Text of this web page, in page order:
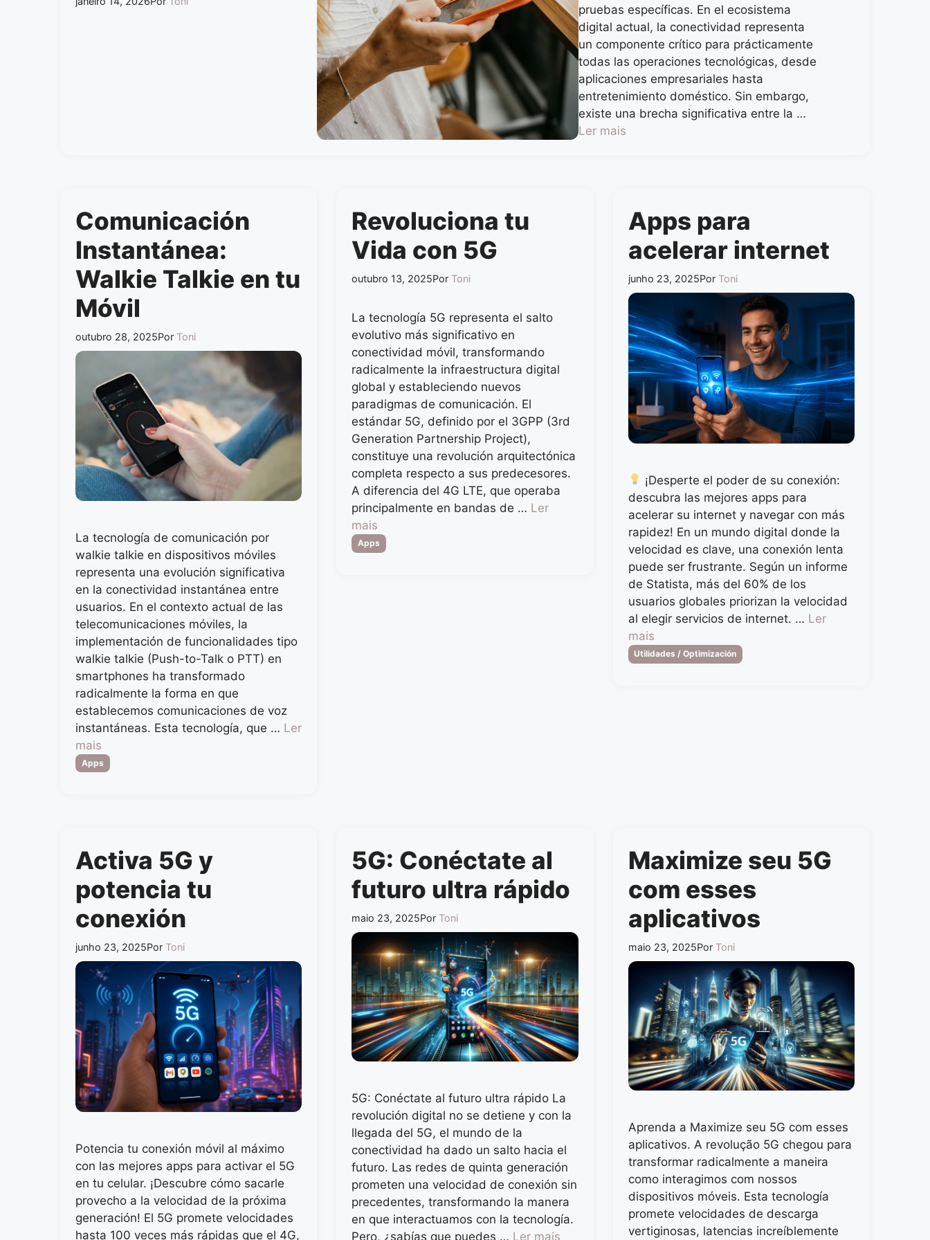
pruebas específicas. En el ecosistema
digital actual, la conectividad representa
un componente crítico para prácticamente
todas las operaciones tecnológicas, desde
aplicaciones empresariales hasta
entretenimiento doméstico. Sin embargo,
existe una brecha significativa entre la …
Ler mais
Comunicación
Instantánea:
Walkie Talkie en tu
Móvil
outubro 28, 2025Por Toni
La tecnología de comunicación por
walkie talkie en dispositivos móviles
representa una evolución significativa
en la conectividad instantánea entre
usuarios. En el contexto actual de las
telecomunicaciones móviles, la
implementación de funcionalidades tipo
walkie talkie (Push-to-Talk o PTT) en
smartphones ha transformado
radicalmente la forma en que
establecemos comunicaciones de voz
instantáneas. Esta tecnología, que … Ler
mais
Categorias
Apps
Revoluciona tu
Vida con 5G
outubro 13, 2025Por Toni
La tecnología 5G representa el salto
evolutivo más significativo en
conectividad móvil, transformando
radicalmente la infraestructura digital
global y estableciendo nuevos
paradigmas de comunicación. El
estándar 5G, definido por el 3GPP (3rd
Generation Partnership Project),
constituye una revolución arquitectónica
completa respecto a sus predecesores.
A diferencia del 4G LTE, que operaba
principalmente en bandas de … Ler
mais
Categorias
Apps
Apps para
acelerar internet
junho 23, 2025Por Toni
¡Desperte el poder de su conexión:
descubra las mejores apps para
acelerar su internet y navegar con más
rapidez! En un mundo digital donde la
velocidad es clave, una conexión lenta
puede ser frustrante. Según un informe
de Statista, más del 60% de los
usuarios globales priorizan la velocidad
al elegir servicios de internet. … Ler
mais
Categorias
Utilidades / Optimización
Activa 5G y
potencia tu
conexión
junho 23, 2025Por Toni
Potencia tu conexión móvil al máximo
con las mejores apps para activar el 5G
en tu celular. ¡Descubre cómo sacarle
provecho a la velocidad de la próxima
generación! El 5G promete velocidades
hasta 100 veces más rápidas que el 4G,
5G: Conéctate al
futuro ultra rápido
maio 23, 2025Por Toni
5G: Conéctate al futuro ultra rápido La
revolución digital no se detiene y con la
llegada del 5G, el mundo de la
conectividad ha dado un salto hacia el
futuro. Las redes de quinta generación
prometen una velocidad de conexión sin
precedentes, transformando la manera
en que interactuamos con la tecnología.
Pero, ¿sabías que puedes … Ler mais
Maximize seu 5G
com esses
aplicativos
maio 23, 2025Por Toni
Aprenda a Maximize seu 5G com esses
aplicativos. A revolução 5G chegou para
transformar radicalmente a maneira
como interagimos com nossos
dispositivos móveis. Esta tecnología
promete velocidades de descarga
vertiginosas, latencias increíblemente